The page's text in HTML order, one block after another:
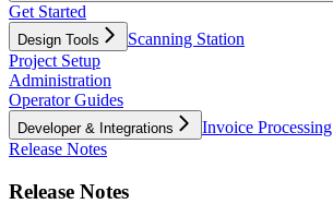
Get Started
Design Tools
Scanning Station
Project Setup
Administration
Operator Guides
Developer & Integrations
Invoice Processing
Release Notes
Release Notes